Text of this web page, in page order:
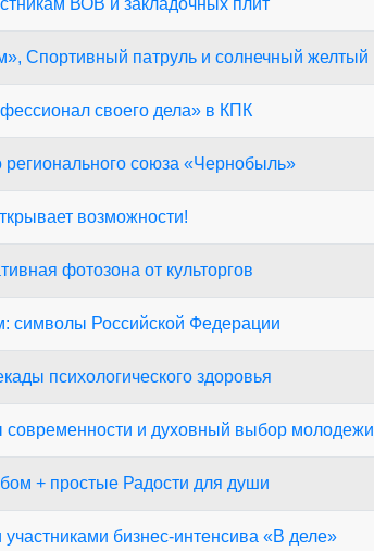
ВОВ и закладочных плит
Спортивный патруль и солнечный желтый
своего дела» в КПК
регионального союза «Чернобыль»
возможности!
фотозона от культоргов
символы Российской Федерации
психологического здоровья
современности и духовный выбор молодежи
+ простые Радости для души
бизнес-интенсива «В деле»